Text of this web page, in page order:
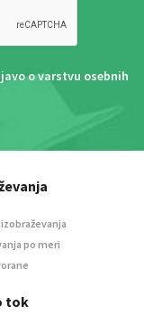
o varstvu osebnih
po meri
tok